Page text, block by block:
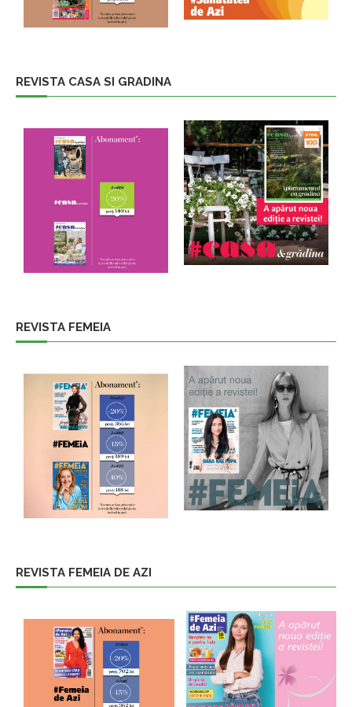
REVISTA CASA SI GRADINA
REVISTA FEMEIA
REVISTA FEMEIA DE AZI